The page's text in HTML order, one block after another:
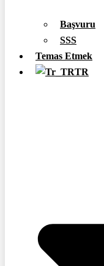
Başvuru
SSS
Temas Etmek
TR